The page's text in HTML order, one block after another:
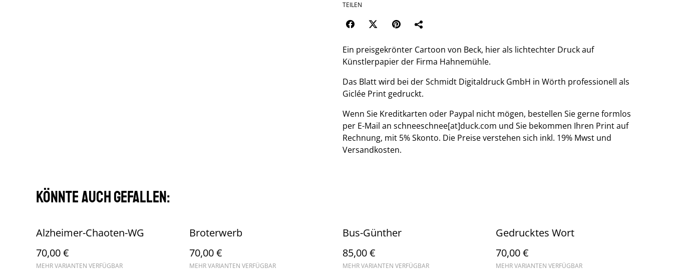
TEILEN
Ein preisgekrönter Cartoon von Beck, hier als lichtechter Druck auf
Künstlerpapier der Firma Hahnemühle.
Das Blatt wird bei der Schmidt Digitaldruck GmbH in Wörth professionell als
Giclée Print gedruckt.
Wenn Sie Kreditkarten oder Paypal nicht mögen, bestellen Sie gerne formlos
per E-Mail an schneeschnee[at]duck.com und Sie bekommen Ihren Print auf
Rechnung, mit 5% Skonto. Die Preise verstehen sich inkl. 19% Mwst und
Versandkosten.
Könnte auch gefallen:
Alzheimer-Chaoten-WG
70,00 €
MEHR VARIANTEN VERFÜGBAR
Broterwerb
70,00 €
MEHR VARIANTEN VERFÜGBAR
Bus-Günther
85,00 €
MEHR VARIANTEN VERFÜGBAR
Gedrucktes Wort
70,00 €
MEHR VARIANTEN VERFÜGBAR